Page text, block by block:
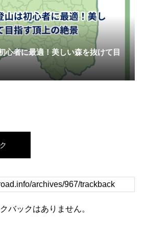
心者に最適！美しい森を抜けて目
バックはありません。